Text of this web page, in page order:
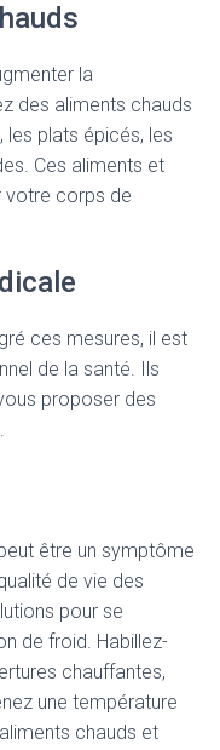
la
des aliments chauds
les plats épicés, les
Ces aliments et
votre corps de
ces mesures, il est
de la santé. Ils
proposer des
être un symptôme
de vie des
pour se
de froid. Habillez-
chauffantes,
une température
chauds et